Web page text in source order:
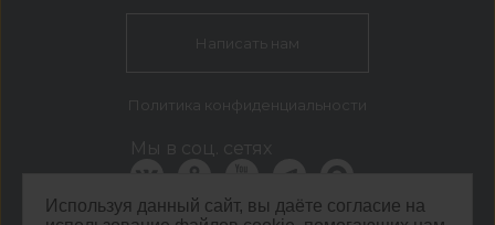
Используя данный сайт, вы даёте согласие на
Написать нам
Политика конфиденциальности
Мы в соц. сетях